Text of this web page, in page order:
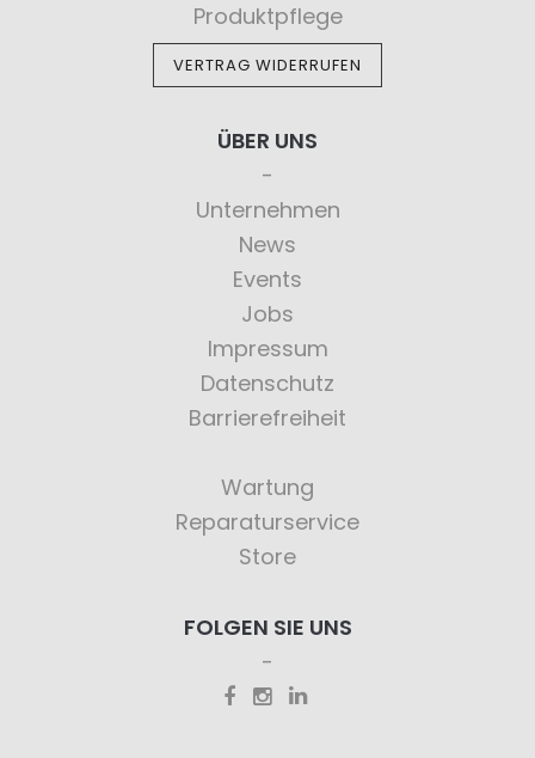
Produktpflege
VERTRAG WIDERRUFEN
ÜBER UNS
Unternehmen
News
Events
Jobs
Impressum
Datenschutz
Barrierefreiheit
Wartung
Reparaturservice
Store
FOLGEN SIE UNS